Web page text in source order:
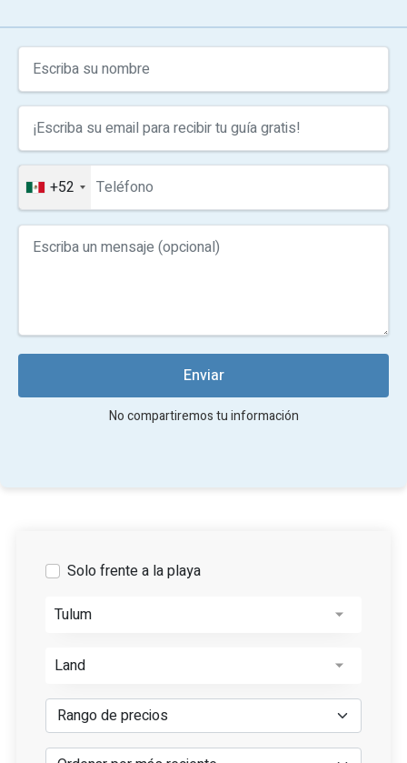
+52
Enviar
No compartiremos tu información
Solo frente a la playa
Tulum
Land